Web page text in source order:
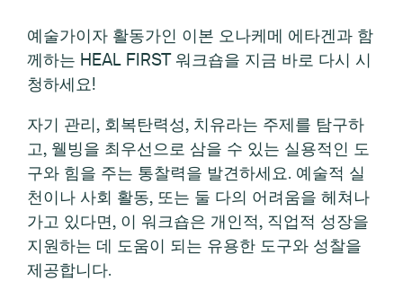
예술가이자 활동가인 이본 오나케메 에타겐과 함
께하는 HEAL FIRST 워크숍을 지금 바로 다시 시
청하세요!
자기 관리, 회복탄력성, 치유라는 주제를 탐구하
고, 웰빙을 최우선으로 삼을 수 있는 실용적인 도
구와 힘을 주는 통찰력을 발견하세요. 예술적 실
천이나 사회 활동, 또는 둘 다의 어려움을 헤쳐나
가고 있다면, 이 워크숍은 개인적, 직업적 성장을
지원하는 데 도움이 되는 유용한 도구와 성찰을
제공합니다.